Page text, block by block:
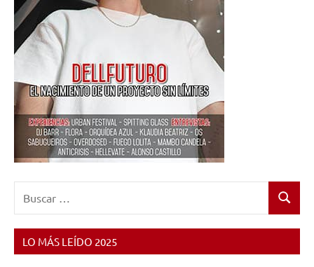
Buscar
LO MÁS LEÍDO 2025